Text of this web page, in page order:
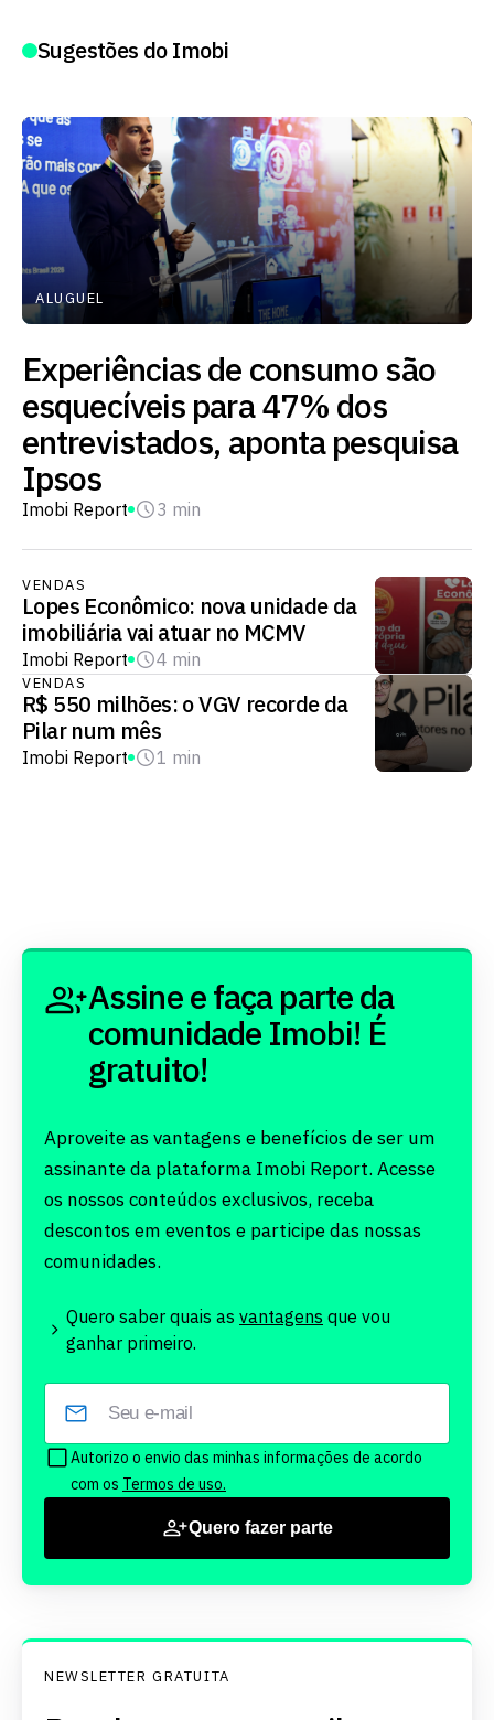
Sugestões do Imobi
ALUGUEL
Experiências de consumo são
esquecíveis para 47% dos
entrevistados, aponta pesquisa
Ipsos
Imobi Report 3 min
VENDAS
Lopes Econômico: nova unidade da
imobiliária vai atuar no MCMV
Imobi Report 4 min
VENDAS
R$ 550 milhões: o VGV recorde da
Pilar num mês
Imobi Report 1 min
Assine e faça parte da
comunidade Imobi! É
gratuito!
Aproveite as vantagens e benefícios de ser um
assinante da plataforma Imobi Report. Acesse
os nossos conteúdos exclusivos, receba
descontos em eventos e participe das nossas
comunidades.
Quero saber quais as vantagens que vou
ganhar primeiro.
Autorizo o envio das minhas informações de acordo
com os Termos de uso.
Quero fazer parte
NEWSLETTER GRATUITA